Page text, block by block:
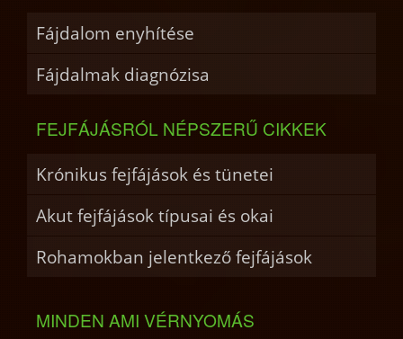
Fájdalom enyhítése
Fájdalmak diagnózisa
FEJFÁJÁSRÓL NÉPSZERŰ CIKKEK
Krónikus fejfájások és tünetei
Akut fejfájások típusai és okai
Rohamokban jelentkező fejfájások
MINDEN AMI VÉRNYOMÁS